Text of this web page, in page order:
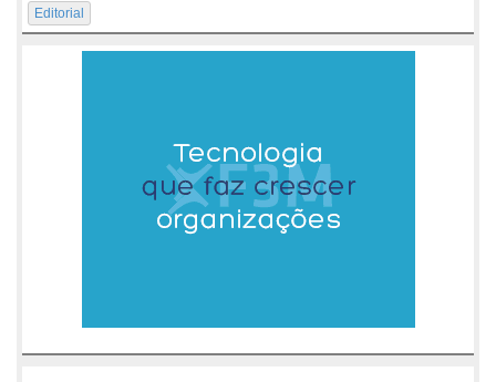
Editorial